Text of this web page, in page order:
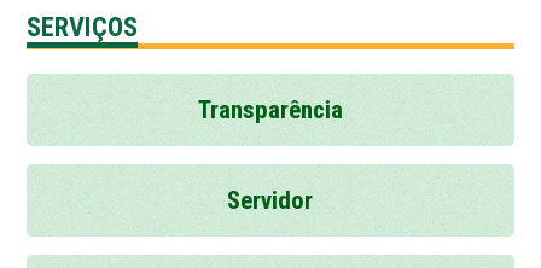
SERVIÇOS
Transparência
Servidor